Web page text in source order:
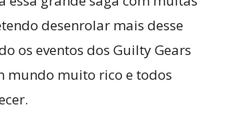
desenrolar mais desse
os eventos dos Guilty Gears
mundo muito rico e todos